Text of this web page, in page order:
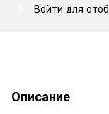
Войти для
Описание